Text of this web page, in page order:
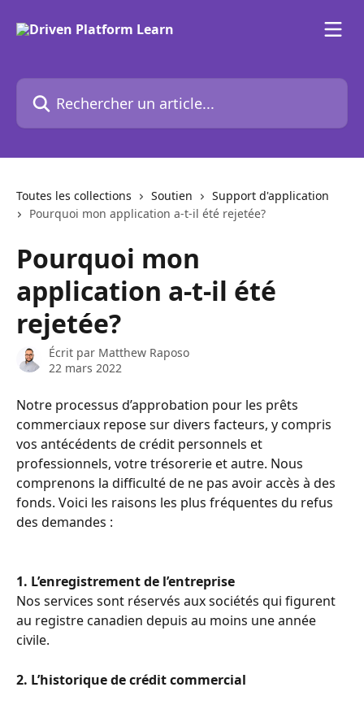
Rechercher un article...
Toutes les collections Soutien
Support d'application
Pourquoi mon application a-t-il été rejetée?
Pourquoi mon
application a-t-il été
rejetée?
Écrit par Matthew Raposo
22 mars 2022
Notre processus d’approbation pour les prêts
commerciaux repose sur divers facteurs, y compris
vos antécédents de crédit personnels et
professionnels, votre trésorerie et autre. Nous
comprenons la difficulté de ne pas avoir accès à des
fonds. Voici les raisons les plus fréquentes du refus
des demandes :
1. L’enregistrement de l’entreprise
Nos services sont réservés aux sociétés qui figurent
au registre canadien depuis au moins une année
civile.
2. L’historique de crédit commercial